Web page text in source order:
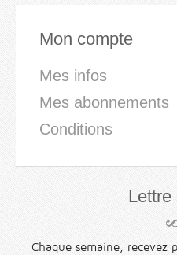
Mon compte
Mes infos
Mes abonnements
Conditions
Lettre
Chaque semaine, recevez